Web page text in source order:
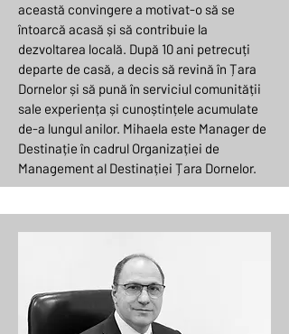
această convingere a motivat-o să se
întoarcă acasă și să contribuie la
dezvoltarea locală. După 10 ani petrecuți
departe de casă, a decis să revină în Țara
Dornelor și să pună în serviciul comunității
sale experiența și cunoștințele acumulate
de-a lungul anilor. Mihaela este Manager de
Destinație în cadrul Organizației de
Management al Destinației Țara Dornelor.